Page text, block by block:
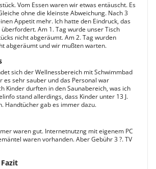
Vom Essen waren wir etwas entäuscht. Es
ohne die kleinste Abweichung. Nach 3
Appetit mehr. Ich hatte den Eindruck, das
Am 1. Tag wurde unser Tisch
nicht abgeräumt. Am 2. Tag wurden
abgeräumt und wir mußten warten.
sich der Wellnessbereich mit Schwimmbad
es sehr sauber und das Personal war
Kinder durften in den Saunabereich, was ich
stand allerdings, dass Kinder unter 13 J.
Handtücher gab es immer dazu.
waren gut. Internetnutzng mit eigenem PC
waren vorhanden. Aber Gebühr 3 ?. TV